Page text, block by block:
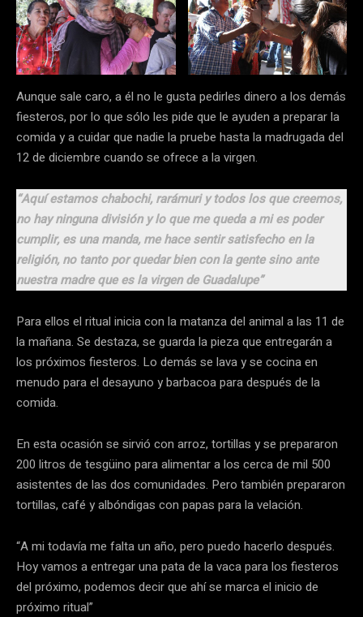
Aunque sale caro, a él no le gusta pedirles dinero a los demás
fiesteros, por lo que sólo les pide que le ayuden a preparar la
comida y a cuidar que nadie la pruebe hasta la madrugada del
12 de diciembre cuando se ofrece a la virgen.
“Aquí estamos chabochi, rarámuri y todos los que creemos,
no hay ninguna división y lo que me queda a mi es poder
cumplir, es una manda, me hace sentir satisfecho en la
religión, no tanto por quedar bien con la gente sino ante
nuestra madre que es la virgen de Guadalupe”
Para ellos el ritual inicia con la matanza del animal a las 11 de
la mañana. Se destaza, se guarda la pieza que entregarán a
los próximos fiesteros. Lo demás se lava y se cocina en
menudo para el desayuno y barbacoa para después de la
comida.
En esta ocasión se sirvió con arroz, tortillas y se prepararon
200 litros de tesgüino para alimentar a los cerca de mil 500
asistentes de las dos comunidades. Pero también prepararon
tortillas, café y albóndigas con papas para la velación.
“A mi todavía me falta un año, pero puedo hacerlo después.
Hoy vamos a entregar una pata de la vaca para los fiesteros
del próximo, podemos decir que ahí se marca el inicio de
próximo ritual”